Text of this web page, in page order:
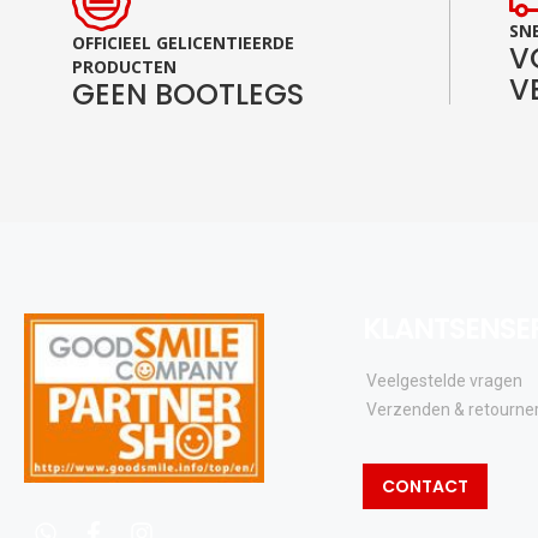
OFFICIEEL GELICENTIEERDE
PRODUCTEN
GEEN BOOTLEGS
Veelgestelde vragen
Verzenden &
CONTACT